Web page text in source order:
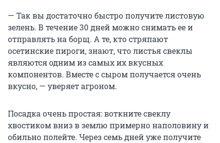
— Так вы достаточно быстро получите листовую
зелень. В течение 30 дней можно снимать ее и
отправлять на борщ. А те, кто стряпают
осетинские пироги, знают, что листья свеклы
являются одним из самых их вкусных
компонентов. Вместе с сыром получается очень
вкусно, — уверяет агроном.
Посадка очень простая: воткните свеклу
хвостиком вниз в землю примерно наполовину и
обильно полейте. Через семь дней уже получите